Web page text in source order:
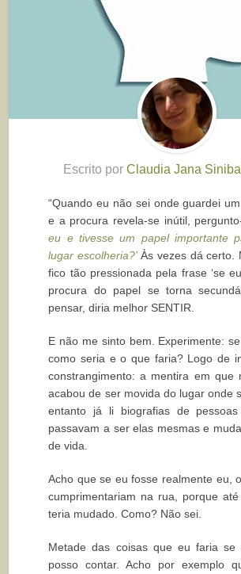
Escrito por Claudia Jana
“Quando eu não sei onde guardei
e a procura revela-se inútil,
eu e tivesse um papel importante
lugar escolheria?’Às vezes dá certo.
fico tão pressionada pela frase ‘se
procura do papel se torna
pensar, diria melhor SENTIR.
E não me sinto bem. Experimente:
como seria e o que faria? Logo de
constrangimento: a mentira em que
acabou de ser movida do lugar onde
entanto já li biografias de
passavam a ser elas mesmas e
de vida.
Acho que se eu fosse realmente eu,
cumprimentariam na rua, porque
teria mudado. Como? Não sei.
Metade das coisas que eu faria
posso contar. Acho por exemplo